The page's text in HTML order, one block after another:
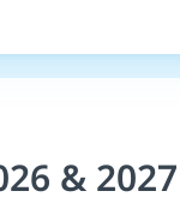
& 2027